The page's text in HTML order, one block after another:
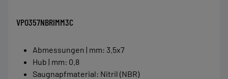
VPO357NBRIMM3C
Abmessungen | mm: 3.5x7
Hub | mm: 0.8
Saugnapfmaterial: Nitril (NBR)